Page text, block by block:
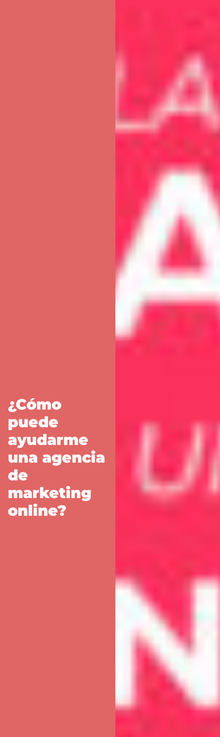
¿Cómo
puede
ayudarme
una agencia
de
marketing
online?